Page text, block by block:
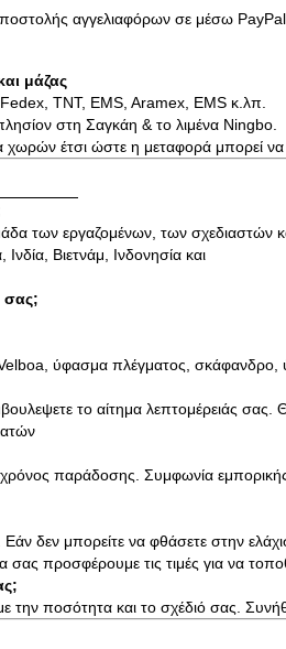
αγγελιαφόρων σε μέσω
μάζας
TNT, EMS, Aramex, EMS κ.λπ.
στη Σαγκάη & το λιμένα Ningbo.
έτσι ώστε η μεταφορά μπορεί να
των εργαζομένων, των σχεδιαστών
Βιετνάμ, Ινδονησία και
σας;
ύφασμα πλέγματος, σκάφανδρο,
το αίτημα λεπτομέρειάς
παράδοσης. Συμφωνία
δεν μπορείτε να φθάσετε στην
προσφέρουμε τις τιμές για να
ποσότητα και το σχέδιό σας.